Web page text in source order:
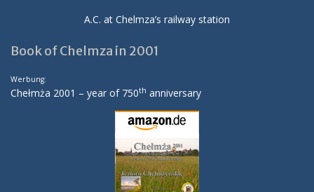
A.C. at Chelmza’s railway station
Book of Chelmza in 2001
Werbung:
Chełmża 2001 – year of 750th anniversary